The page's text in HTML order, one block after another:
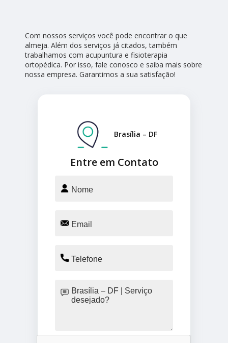
Com nossos serviços você pode encontrar o que
almeja. Além dos serviços já citados, também
trabalhamos com acupuntura e fisioterapia
ortopédica. Por isso, fale conosco e saiba mais sobre
nossa empresa. Garantimos a sua satisfação!
Entre em Contato
Brasília – DF